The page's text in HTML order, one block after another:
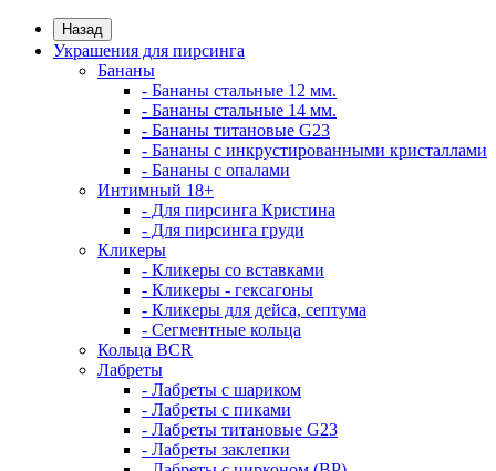
Назад
Украшения для пирсинга
Бананы
- Бананы стальные 12 мм.
- Бананы стальные 14 мм.
- Бананы титановые G23
- Бананы с инкрустированными кристаллами
- Бананы с опалами
Интимный 18+
- Для пирсинга Кристина
- Для пирсинга груди
Кликеры
- Кликеры со вставками
- Кликеры - гексагоны
- Кликеры для дейса, септума
- Сегментные кольца
Кольца BCR
Лабреты
- Лабреты с шариком
- Лабреты с пиками
- Лабреты титановые G23
- Лабреты заклепки